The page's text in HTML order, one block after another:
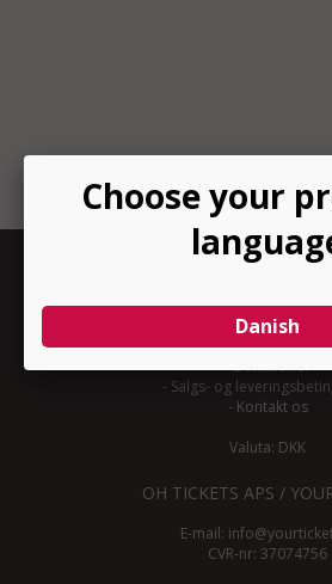
INFORMATION
-Om YourTicket
Bliv arrangør
-Arrangør login
-Donationer
- Salgs- og
- Kontakt os
Valuta: DKK
OH TICKETS APS /
E-mail:
CVR-nr: 37074756